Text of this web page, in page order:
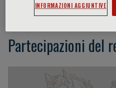
Partecipazioni del
INFORMAZIONI AGGIUNTIVE